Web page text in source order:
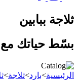
ثلاجة ببابين
بسّط حياتك مع
الرئيسية>بارد>ثلاجة>